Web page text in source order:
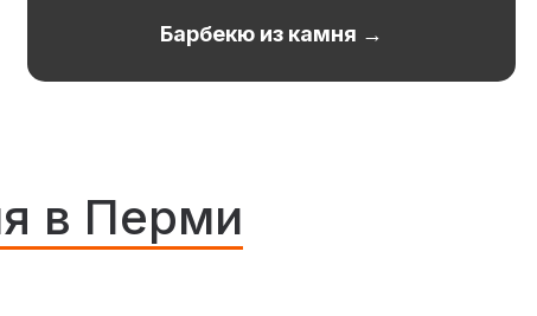
Барбекю из камня →
в Перми